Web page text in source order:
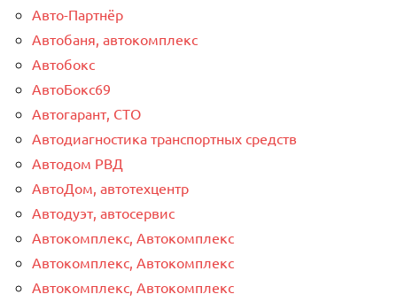
Авто-Партнёр
Автобаня, автокомплекс
Автобокс
АвтоБокс69
Автогарант, СТО
Автодиагностика транспортных средств
Автодом РВД
АвтоДом, автотехцентр
Автодуэт, автосервис
Автокомплекс, Автокомплекс
Автокомплекс, Автокомплекс
Автокомплекс, Автокомплекс